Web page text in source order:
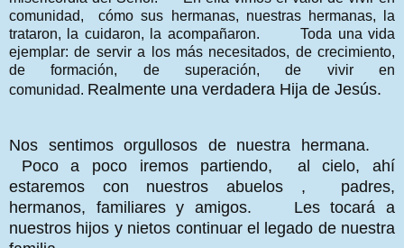
comunidad, cómo sus hermanas, nuestras hermanas, la
trataron, la cuidaron, la acompañaron. Toda una vida
ejemplar: de servir a los más necesitados, de crecimiento,
de formación, de superación, de vivir en
comunidad. Realmente una verdadera Hija de Jesús.
Nos sentimos orgullosos de nuestra hermana.
Poco a poco iremos partiendo, al cielo, ahí
estaremos con nuestros abuelos , padres,
hermanos, familiares y amigos. Les tocará a
nuestros hijos y nietos continuar el legado de nuestra